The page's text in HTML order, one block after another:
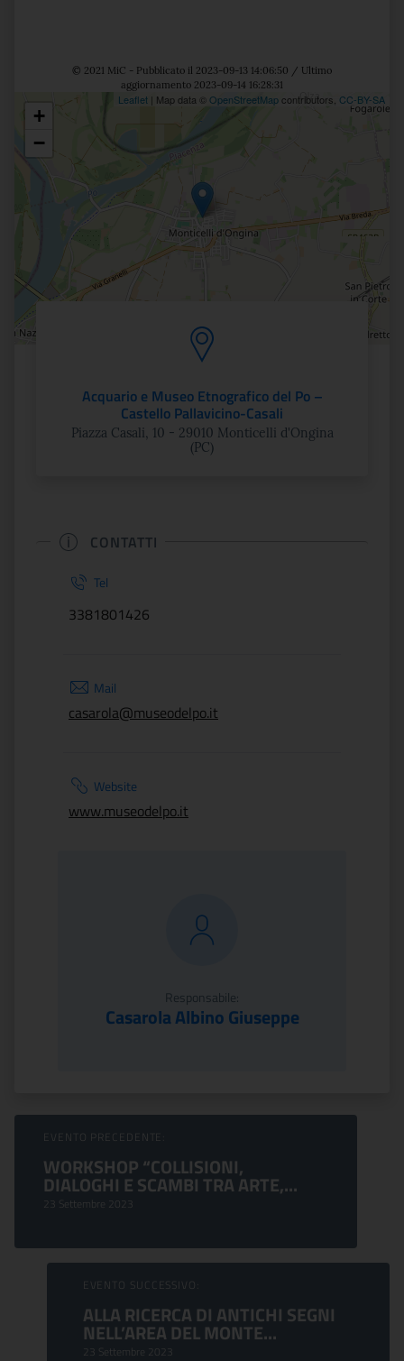
© 2021 MiC - Pubblicato il 2023-09-13 14:06:50 / Ultimo
aggiornamento 2023-09-14 16:28:31
Posizione
+
−
Leaflet | Map data © OpenStreetMapcontributors, CC-BY-SA
Acquario e Museo Etnografico del Po –
Castello Pallavicino-Casali
Piazza Casali, 10 - 29010 Monticelli d'Ongina
(PC)
CONTATTI
Tel
3381801426
Mail
casarola@museodelpo.it
Website
www.museodelpo.it
Responsabile:
Casarola Albino Giuseppe
Sfoglia Eventi
EVENTO PRECEDENTE:
WORKSHOP “COLLISIONI,
DIALOGHI E SCAMBI TRA ARTE,...
23 Settembre 2023
EVENTO SUCCESSIVO:
ALLA RICERCA DI ANTICHI SEGNI
NELL’AREA DEL MONTE...
23 Settembre 2023